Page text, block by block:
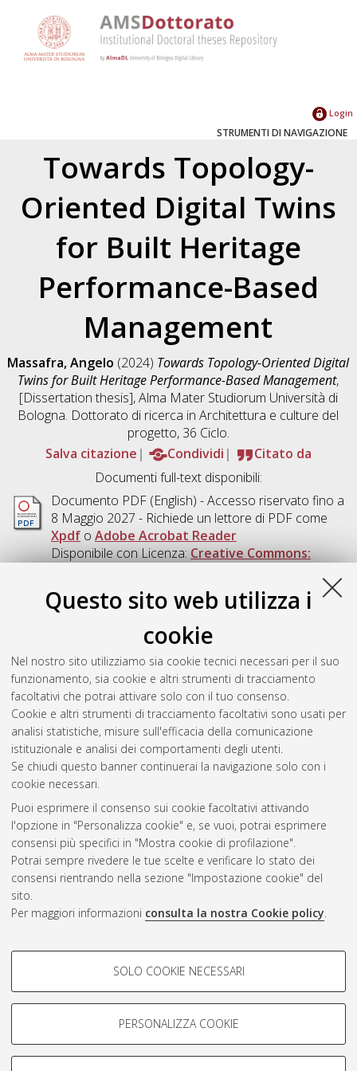
Questo sito web utilizza i
cookie
Nel nostro sito utilizziamo sia cookie tecnici necessari per il suo
funzionamento, sia cookie e altri strumenti di tracciamento
facoltativi che potrai attivare solo con il tuo consenso.
Cookie e altri strumenti di tracciamento facoltativi sono usati per
analisi statistiche, misure sull'efficacia della comunicazione
istituzionale e analisi dei comportamenti degli utenti.
Se chiudi questo banner continuerai la navigazione solo con i
cookie necessari.
Puoi esprimere il consenso sui cookie facoltativi attivando
l'opzione in "Personalizza cookie" e, se vuoi, potrai esprimere
consensi più specifici in "Mostra cookie di profilazione".
Potrai sempre rivedere le tue scelte e verificare lo stato dei
consensi rientrando nella sezione "Impostazione cookie" del
sito.
Per maggiori informazioni consulta la nostra Cookie policy.
COOKIE DI PROFILAZIONE -
Si tratta di cookie utilizzati per analizzare le caratteristiche della
navigazione degli utenti, creare profili in base al loro comportamento
Mostra cookie di profilazione
SOLO COOKIE NECESSARI
PERSONALIZZA COOKIE
Login
STRUMENTI DI NAVIGAZIONE
Towards Topology-
Oriented Digital Twins
for Built Heritage
Performance-Based
Management
Massafra, Angelo (2024) Towards Topology-Oriented Digital
Twins for Built Heritage Performance-Based Management,
[Dissertation thesis], Alma Mater Studiorum Università di
Bologna. Dottorato di ricerca inArchitettura e culture del
progetto, 36 Ciclo.
Salva citazione
Condividi
Citato da
Documenti full-text disponibili:
Documento PDF(English) - Accesso riservato fino a
8 Maggio 2027 - Richiede un lettore di PDF come
Xpdfo Adobe Acrobat Reader
Disponibile con Licenza:Creative Commons:
Derivate 4.0 (CC BY-NC-ND 4.0)
Download (28MB)| Contatta l'autore
Abstract
Altri metadati
Gestione del documento:
Atom
Rss 1.0
Rss 2.0
ISSN: 2038-7946
Impostazioni Cookie
Informativa sulla privacy
Condizioni d’uso del sito